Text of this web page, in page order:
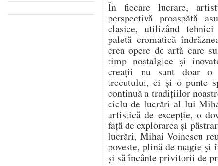
În fiecare lucrare,
perspectivă proaspătă
clasice, utilizând
paletă cromatică
crea opere de artă care
timp nostalgice și
creații nu sunt doar o
trecutului, ci și o punte
continuă a tradițiilor
ciclu de lucrări al lui
artistică de excepție, o
față de explorarea și
lucrări, Mihai Voinescu
poveste, plină de magie și
și să încânte privitorii de